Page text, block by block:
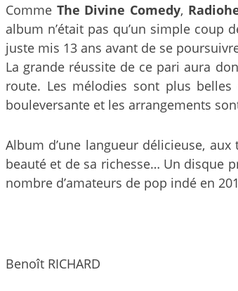
Comme The Divine Comedy,
album n’était pas qu’un simple coup
juste mis 13 ans avant de se
La grande réussite de ce pari aura
route. Les mélodies sont plus
bouleversante et les arrangements
Album d’une langueur délicieuse,
beauté et de sa richesse… Un disque
nombre d’amateurs de pop indé en
Benoît RICHARD